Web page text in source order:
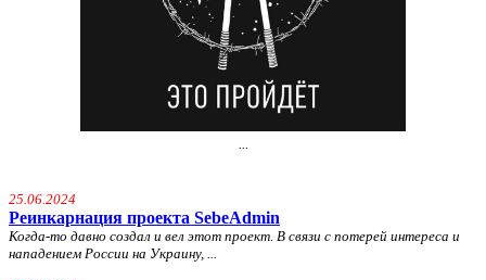
25.06.2024
Реинкарнация проекта SebeAdmin
Когда-то давно создал и вел этот проект. В связи с потерей интереса и
нападением России на Украину, ...